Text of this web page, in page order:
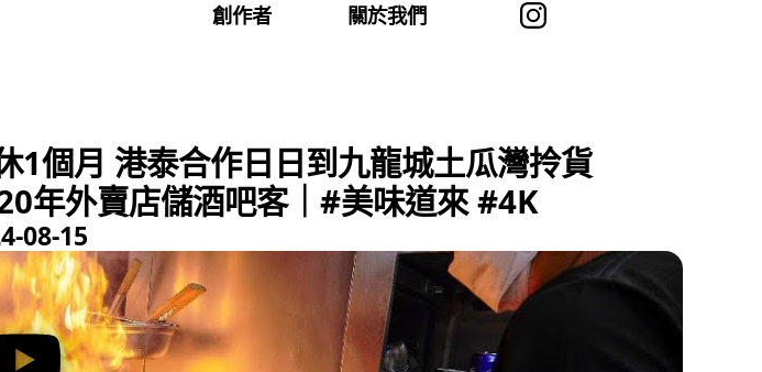
創作者 關於我們
個月 港泰合作日日到九龍城土瓜灣拎貨
年外賣店儲酒吧客｜#美味道來 #4K
08-15